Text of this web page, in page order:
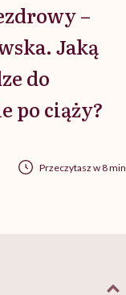
–
Jaką
do
po ciąży?
Przeczytasz w 8 min